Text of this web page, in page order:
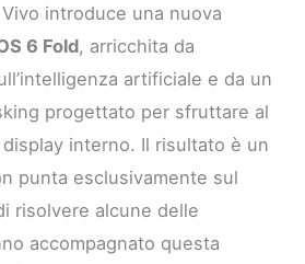
Vivo introduce una nuova
6 Fold, arricchita da
artificiale e da un
progettato per sfruttare al
interno. Il risultato è un
punta esclusivamente sul
risolvere alcune delle
accompagnato questa